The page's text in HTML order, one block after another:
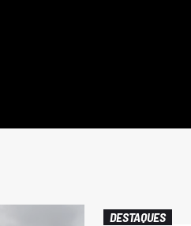
DESTAQUES